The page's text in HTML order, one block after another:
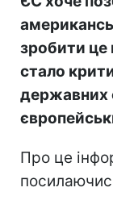
зробити це
стало
державних
Про це